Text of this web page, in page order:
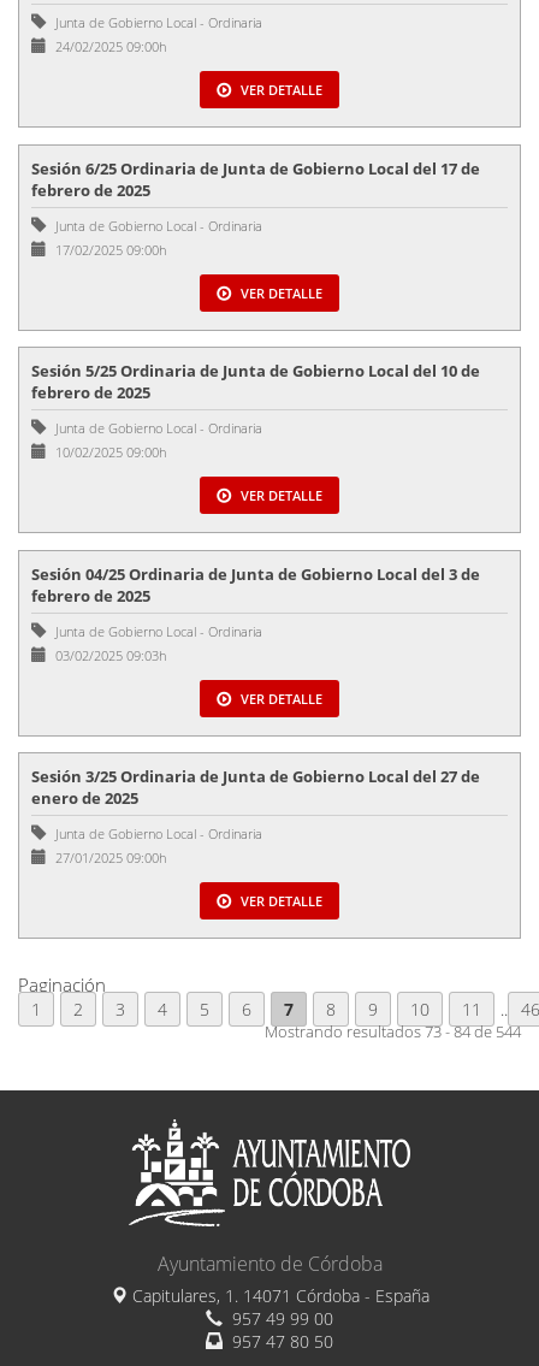
Junta de Gobierno Local - Ordinaria
24/02/2025 09:00h
VER DETALLE
Sesión 6/25 Ordinaria de Junta de Gobierno Local del 17 de
febrero de 2025
Junta de Gobierno Local - Ordinaria
17/02/2025 09:00h
VER DETALLE
Sesión 5/25 Ordinaria de Junta de Gobierno Local del 10 de
febrero de 2025
Junta de Gobierno Local - Ordinaria
10/02/2025 09:00h
VER DETALLE
Sesión 04/25 Ordinaria de Junta de Gobierno Local del 3 de
febrero de 2025
Junta de Gobierno Local - Ordinaria
03/02/2025 09:03h
VER DETALLE
Sesión 3/25 Ordinaria de Junta de Gobierno Local del 27 de
enero de 2025
Junta de Gobierno Local - Ordinaria
27/01/2025 09:00h
VER DETALLE
Paginación
1 2 3 4 5 6 7 8 9 10 11 .. 46
Mostrando resultados 73 - 84 de 544
Ayuntamiento de Córdoba
Capitulares, 1. 14071 Córdoba - España
957 49 99 00
957 47 80 50